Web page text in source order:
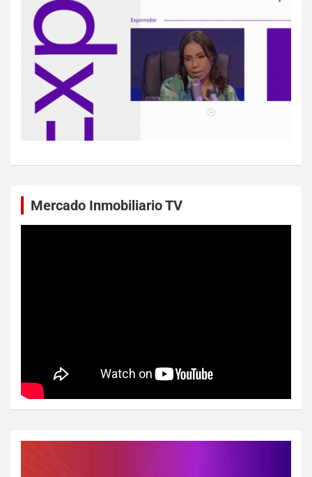
Mercado Inmobiliario TV